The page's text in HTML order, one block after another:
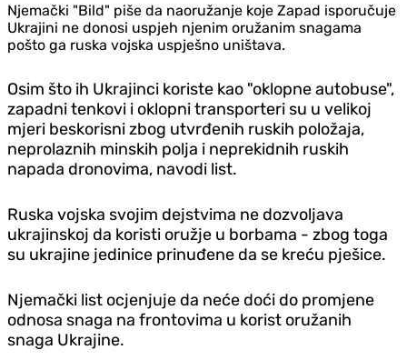
Njemački "Bild" piše da naoružanje koje Zapad isporučuje
Ukrajini ne donosi uspjeh njenim oružanim snagama
pošto ga ruska vojska uspješno uništava.
Osim što ih Ukrajinci koriste kao "oklopne autobuse",
zapadni tenkovi i oklopni transporteri su u velikoj
mjeri beskorisni zbog utvrđenih ruskih položaja,
neprolaznih minskih polja i neprekidnih ruskih
napada dronovima, navodi list.
Ruska vojska svojim dejstvima ne dozvoljava
ukrajinskoj da koristi oružje u borbama - zbog toga
su ukrajine jedinice prinuđene da se kreću pješice.
Njemački list ocjenjuje da neće doći do promjene
odnosa snaga na frontovima u korist oružanih
snaga Ukrajine.